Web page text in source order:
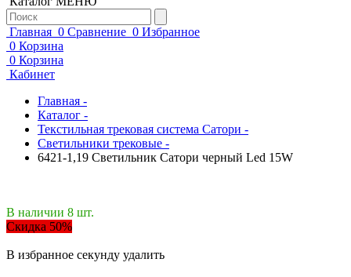
Главная 0 Сравнение 0 Избранное
0 Корзина
0 Корзина
Кабинет
Главная -
Каталог -
Текстильная трековая система Сатори -
Светильники трековые -
6421-1,19 Светильник Сатори черный Led 15W
В наличии 8 шт.
Скидка 50%
В избранное секунду удалить